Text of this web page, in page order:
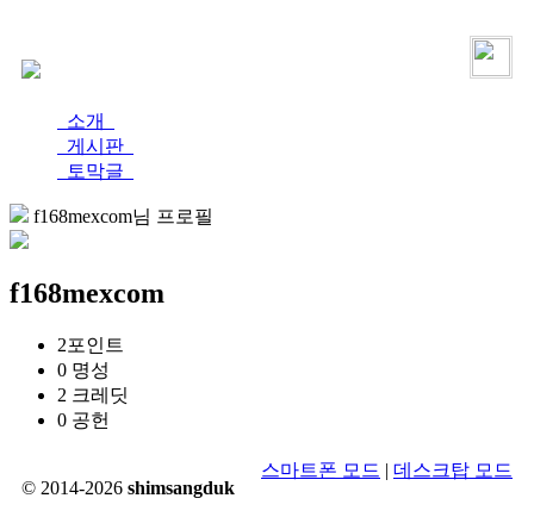
소개
게시판
토막글
f168mexcom님 프로필
f168mexcom
2포인트
0 명성
2 크레딧
0 공헌
© 2014-2026 shimsangduk
스마트폰 모드 | 데스크탑 모드